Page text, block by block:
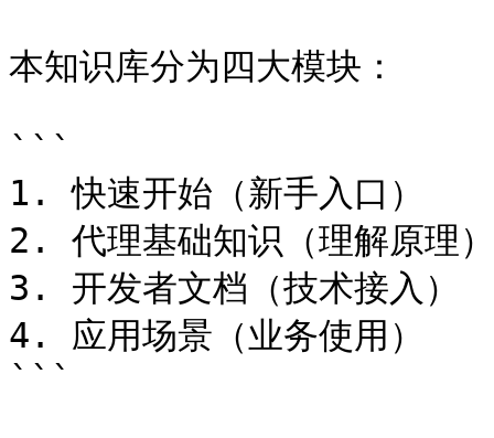
本知识库分为四大模块：
```
1. 快速开始（新手入口）
2. 代理基础知识（理解原理）
3. 开发者文档（技术接入）
4. 应用场景（业务使用）
```